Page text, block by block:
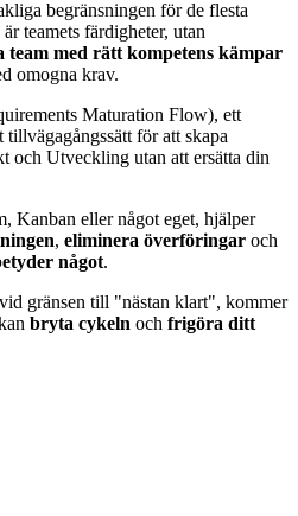
begränsningen för de flesta
teamets färdigheter, utan
team med rätt kompetens kämpar
omogna krav.
Maturation Flow), ett
för att skapa
och Utveckling utan att ersätta din
Kanban eller något eget, hjälper
, eliminera överföringar och
något.
gränsen till "nästan klart", kommer
bryta cykeln och frigöra ditt